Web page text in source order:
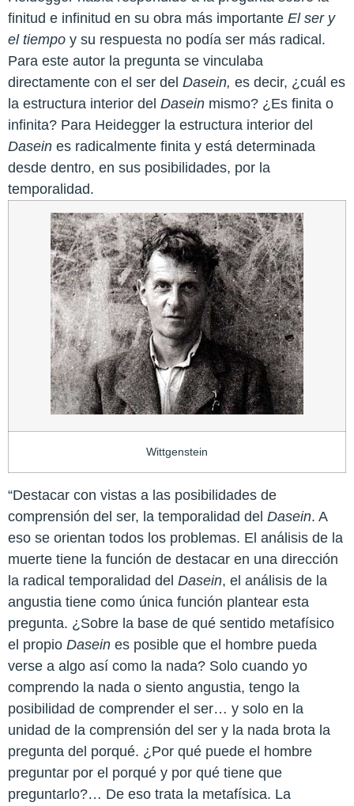
finitud e infinitud en su obra más importante El ser y
el tiempo y su respuesta no podía ser más radical.
Para este autor la pregunta se vinculaba
directamente con el ser del Dasein, es decir, ¿cuál es
la estructura interior del Dasein mismo? ¿Es finita o
infinita? Para Heidegger la estructura interior del
Dasein es radicalmente finita y está determinada
desde dentro, en sus posibilidades, por la
temporalidad.
Wittgenstein
“Destacar con vistas a las posibilidades de
comprensión del ser, la temporalidad del Dasein. A
eso se orientan todos los problemas. El análisis de la
muerte tiene la función de destacar en una dirección
la radical temporalidad del Dasein, el análisis de la
angustia tiene como única función plantear esta
pregunta. ¿Sobre la base de qué sentido metafísico
el propio Dasein es posible que el hombre pueda
verse a algo así como la nada? Solo cuando yo
comprendo la nada o siento angustia, tengo la
posibilidad de comprender el ser… y solo en la
unidad de la comprensión del ser y la nada brota la
pregunta del porqué. ¿Por qué puede el hombre
preguntar por el porqué y por qué tiene que
preguntarlo?… De eso trata la metafísica. La